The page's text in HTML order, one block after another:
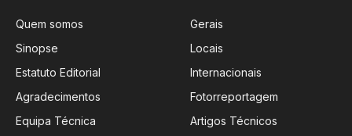
Quem somos
Sinopse
Estatuto Editorial
Agradecimentos
Equipa Técnica
Gerais
Locais
Internacionais
Fotorreportagem
Artigos Técnicos